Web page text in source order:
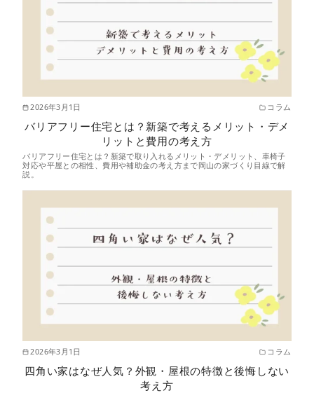
2026年3月1日 コラム
バリアフリー住宅とは？新築で考えるメリット・デメ
リットと費用の考え方
バリアフリー住宅とは？新築で取り入れるメリット・デメリット、車椅子
対応や平屋との相性、費用や補助金の考え方まで岡山の家づくり目線で解
説。
2026年3月1日 コラム
四角い家はなぜ人気？外観・屋根の特徴と後悔しない
考え方